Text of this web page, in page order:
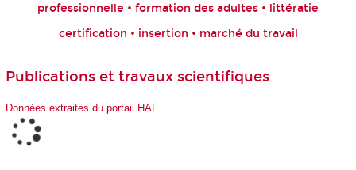
professionnelle • formation des adultes • littératie
certification • insertion • marché du travail
Publications et travaux scientifiques
Données extraites du portail HAL